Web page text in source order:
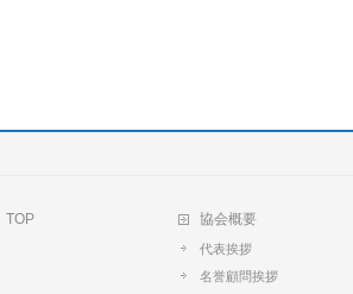
TOP 協会概要
代表挨拶
名誉顧問挨拶